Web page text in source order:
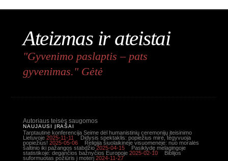
Ateizmas ir ateistai
"Gyvenimo paslaptis – pats
gyvenimas." Gėtė
Autoriaus teisės saugomos
NAUJAUSI ĮRAŠAI
Tarptautinė konferencija Seime dėl humanistinių ceremonijų įteisinimo
Lietuvoje 2025-11-11
Didysis spektaklis: popiežius mirė, tegyvuoja
popiežius! 2025-05-06
Religija šiuolaikinėje visuomenėje: nuo moralės
šaltinio iki pažangos stabdžio 2025-04-15
Pasiklydę melagingoje
statistikoje: degančios bažnyčios Europoje 2025-02-10
Biblijos
suformuotas požiūris į moterį 2024-11-27